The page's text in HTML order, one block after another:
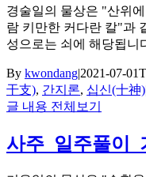
경술일의 물상은 "산위
람 키만한 커다란 칼"과
성으로는 쇠에 해당됩니
By kwondang|2021-07-
干支), 간지론, 십신(十神)
글 내용 전체보기
사주_일주풀이_